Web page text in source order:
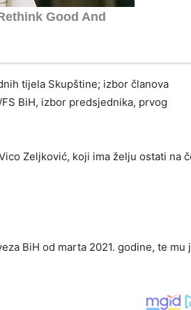
tijela Skupštine; izbor članova
BiH, izbor predsjednika, prvog
Zeljković, koji ima želju ostati na
BiH od marta 2021. godine, te mu